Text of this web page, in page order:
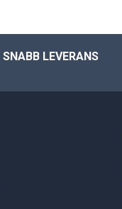
SNABB LEVERANS